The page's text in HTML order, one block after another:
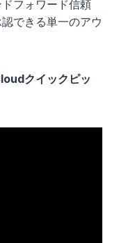
フォワード信頼
できる単一のアウ
クイックピッ